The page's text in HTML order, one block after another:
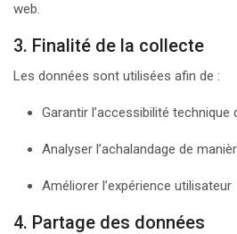
web.
3. Finalité de la collecte
Les données sont utilisées afin de :
Garantir l’accessibilité technique
Analyser l’achalandage de
Améliorer l’expérience utilisateur
4. Partage des données